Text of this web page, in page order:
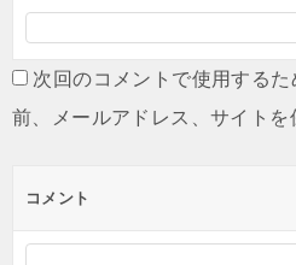
次回のコメントで使用する
前、メールアドレス、サイトを
コメント